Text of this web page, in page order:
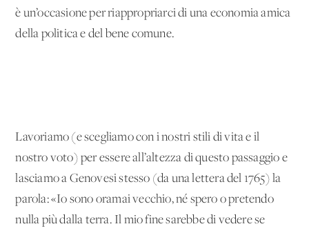
è un’occasione per riappropriarci di una economia amica
della politica e del bene comune.
Lavoriamo (e scegliamo con i nostri stili di vita e il
nostro voto) per essere all’altezza di questo passaggio e
lasciamo a Genovesi stesso (da una lettera del 1765) la
parola: «Io sono oramai vecchio, né spero o pretendo
nulla più dalla terra. Il mio fine sarebbe di vedere se